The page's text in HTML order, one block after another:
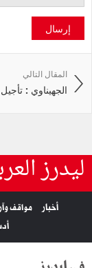
إرسال
المقال التالي
الجهيناوي :
ليدرز
أخبار مواقف